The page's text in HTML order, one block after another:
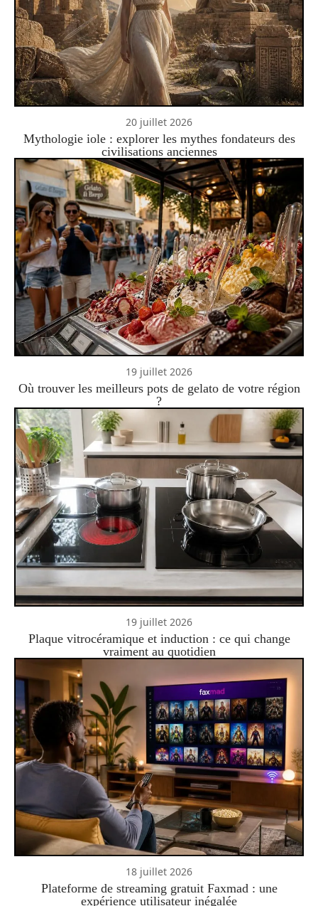
20 juillet 2026
Mythologie iole : explorer les mythes fondateurs des
civilisations anciennes
19 juillet 2026
Où trouver les meilleurs pots de gelato de votre région
?
19 juillet 2026
Plaque vitrocéramique et induction : ce qui change
vraiment au quotidien
18 juillet 2026
Plateforme de streaming gratuit Faxmad : une
expérience utilisateur inégalée